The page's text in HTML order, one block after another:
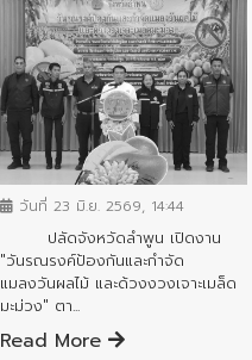
ข่าวสารจังหวัด
วันที่ 23 มิ.ย. 2569, 14:44
ปลัดจังหวัดลำพูน เปิดงาน
"วันรณรงค์ป้องกันและกำจัด
แมลงวันผลไม้ และด้วงงวงเจาะเมล็ด
มะม่วง" ตา...
Read More